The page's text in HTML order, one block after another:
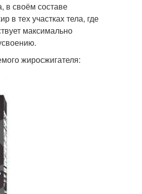
в своём составе
тех участках тела, где
максимально
жиросжигателя: